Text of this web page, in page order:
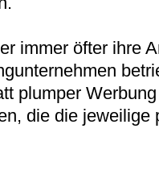
immer öfter ihre
plumper
die die